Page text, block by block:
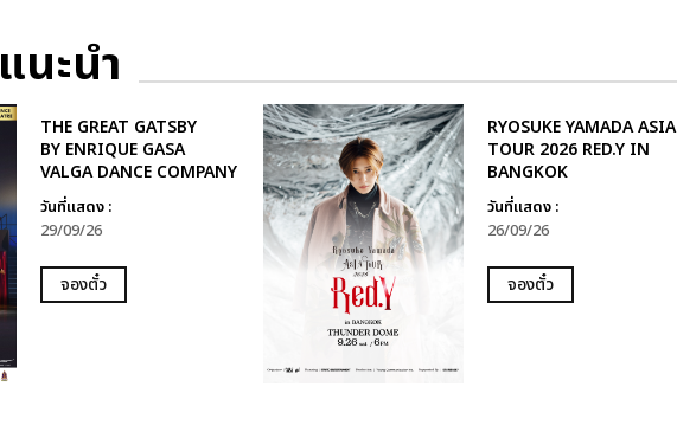
แนะนำ
THE GREAT GATSBY
BY ENRIQUE GASA
VALGA DANCE COMPANY
วันที่แสดง :
29/09/26
จองตั๋ว
RYOSUKE YAMADA ASIA
TOUR 2026 RED.Y IN
BANGKOK
วันที่แสดง :
26/09/26
จองตั๋ว